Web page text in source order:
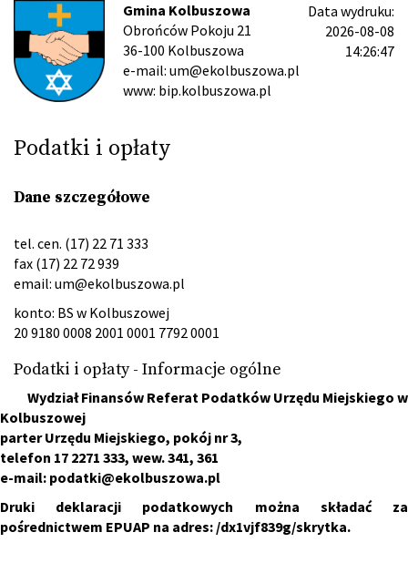
Gmina Kolbuszowa
Obrońców Pokoju 21
36-100 Kolbuszowa
e-mail: um@ekolbuszowa.pl
www: bip.kolbuszowa.pl
Data wydruku:
2026-08-08
14:26:47
Podatki i opłaty
Dane szczegółowe
tel. cen. (17) 22 71 333
fax (17) 22 72 939
email: um@ekolbuszowa.pl
konto: BS w Kolbuszowej
20 9180 0008 2001 0001 7792 0001
Podatki i opłaty - Informacje ogólne
Wydział Finansów Referat Podatków Urzędu Miejskiego w
Kolbuszowej
parter Urzędu Miejskiego, pokój nr 3,
telefon 17 2271 333, wew. 341, 361
e-mail: podatki@ekolbuszowa.pl
Druki deklaracji podatkowych można składać za
pośrednictwem EPUAP na adres: /dx1vjf839g/skrytka.